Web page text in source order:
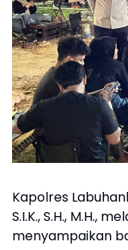
Kapolres
S.I.K., S.H., M.H.,
menyampaikan